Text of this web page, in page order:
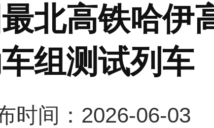
北高铁哈伊
组测试列车
时间：2026-06-03